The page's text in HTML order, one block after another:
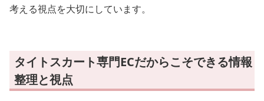
考える視点を大切にしています。
タイトスカート専門ECだからこそできる情報
整理と視点